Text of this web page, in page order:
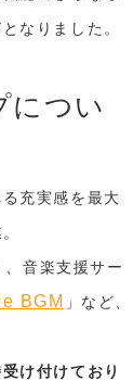
なりました。
につい
充実感を最大
、音楽支援サー
BGM 」など、
け付けており